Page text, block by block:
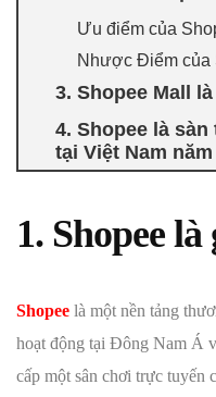
Ưu điểm của
Nhược Điểm của
3. Shopee Mall
4. Shopee là
tại Việt Nam năm
1. Shopee là
Shopee là một nền tảng
hoạt động tại Đông Nam Á
cấp một sân chơi trực tuyến